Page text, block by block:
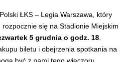
ŁKS – Legia Warszawa, który
, rozpocznie się na Stadionie Miejskim
5 grudnia o godz. 18
biletu i obejrzenia spotkania na